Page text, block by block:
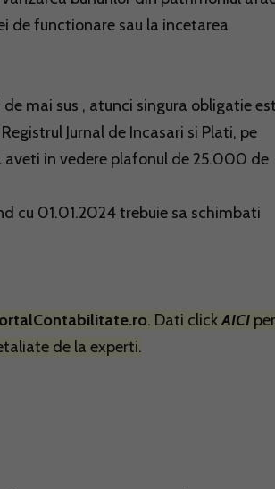
de functionare sau la incetarea
mai sus , atunci singura obligatie
Jurnal de Incasari si Plati, pe
aveti in vedere plafonul de 25.000 de
cu 01.01.2024 trebuie sa schimbati
. Dati clickAICI
de la experti.